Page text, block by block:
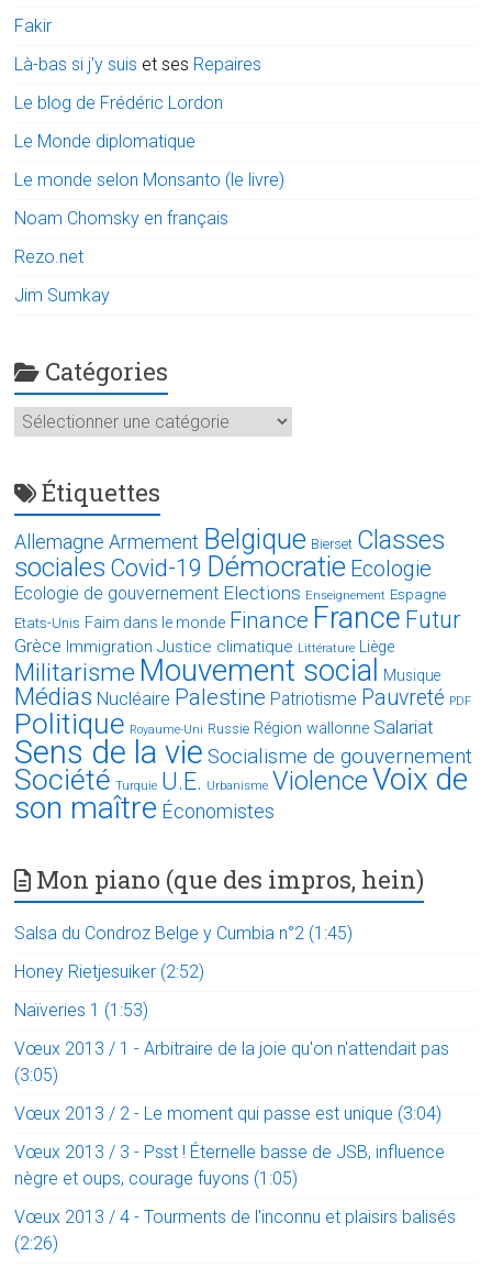
Fakir
Là-bas si j'y suis et ses Repaires
Le blog de Frédéric Lordon
Le Monde diplomatique
Le monde selon Monsanto (le livre)
Noam Chomsky en français
Rezo.net
Jim Sumkay
Catégories
Catégories
Étiquettes
Allemagne Armement Belgique Bierset Classes
sociales Covid-19 Démocratie Ecologie
Ecologie de gouvernement Elections Enseignement Espagne
Etats-Unis Faim dans le monde Finance France Futur
Grèce Immigration Justice climatique Littérature Liège
Militarisme Mouvement social Musique
Médias Nucléaire Palestine Patriotisme Pauvreté PDF
Politique Royaume-Uni Russie Région wallonne Salariat
Sens de la vie Socialisme de gouvernement
Société Turquie U.E. Urbanisme ViolenceVoix de
son maître Économistes
Mon piano (que des impros, hein)
Salsa du Condroz Belge y Cumbia n°2 (1:45)
Honey Rietjesuiker (2:52)
Naïveries 1 (1:53)
Vœux 2013 / 1 - Arbitraire de la joie qu'on n'attendait pas
(3:05)
Vœux 2013 / 2 - Le moment qui passe est unique (3:04)
Vœux 2013 / 3 - Psst ! Éternelle basse de JSB, influence
nègre et oups, courage fuyons (1:05)
Vœux 2013 / 4 - Tourments de l'inconnu et plaisirs balisés
(2:26)